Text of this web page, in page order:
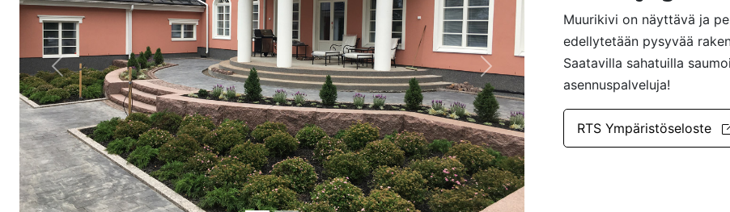
Muurikivi on näyttävä ja
edellytetään pysyvää
Saatavilla sahatuilla
asennuspalveluja!
RTS Ympäristöseloste
Previous Next